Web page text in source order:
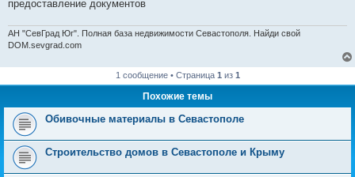
предоставление документов
АН "СевГрад Юг". Полная база недвижимости Севастополя. Найди свой
DOM.sevgrad.com
1 сообщение • Страница 1 из 1
Похожие темы
Обивочные материалы в Севастополе
Строительство домов в Севастополе и Крыму